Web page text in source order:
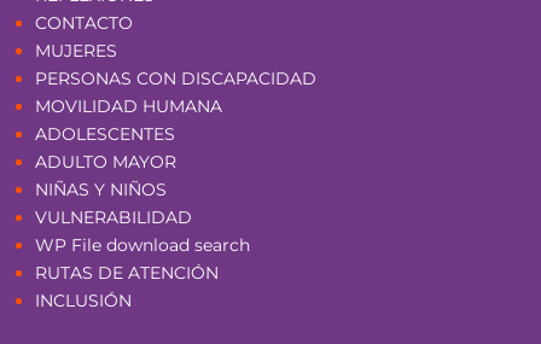
CONTACTO
MUJERES
PERSONAS CON DISCAPACIDAD
MOVILIDAD HUMANA
ADOLESCENTES
ADULTO MAYOR
NIÑAS Y NIÑOS
VULNERABILIDAD
WP File download search
RUTAS DE ATENCIÓN
INCLUSIÓN